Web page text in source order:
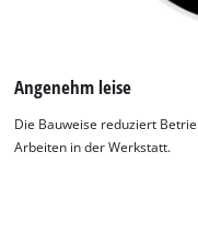
Angenehm leise
Die Bauweise reduziert
Arbeiten in der Werkstatt.